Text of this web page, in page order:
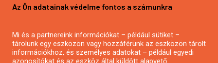
Mezőgazdasági pályázatírás
Pályázatírás civil szervezeteknek
Pályázatírás önkormányzatoknak
Az Ön adatainak védelme fontos a számunkra
Mi és a partnereink információkat – például sütiket –
tárolunk egy eszközön vagy hozzáférünk az eszközön tárolt
információkhoz, és személyes adatokat – például egyedi
azonosítókat és az eszköz által küldött alapvető